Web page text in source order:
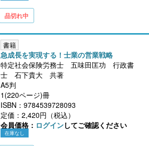
品切れ中
書籍
急成長を実現する！士業の営業戦略
特定社会保険労務士 五味田匡功 行政書
士 石下貴大 共著
A5判
1(220ページ)冊
ISBN：9784539728093
定価：2,420円（税込）
会員価格： ログインしてご確認ください
在庫なし